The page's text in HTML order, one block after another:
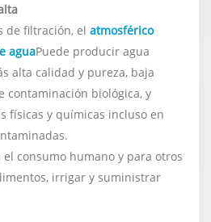
de filtración, el atmosférico
aguaPuede producir agua
alta calidad y pureza, baja
contaminación biológica, y
físicas y químicas incluso en
el consumo humano y para otros
irrigar y suministrar